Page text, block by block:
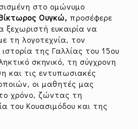
στο ομώνυμο
Ουγκώ, προσέφερε
ξεχωριστή ευκαιρία να
τη λογοτεχνία, τον
της Γαλλίας του 15ου
σκηνικό, τη σύγχρονη
και τις εντυπωσιακές
οι μαθητές μας
χρόνο, ζώντας τη
του Κουασιμόδου και της